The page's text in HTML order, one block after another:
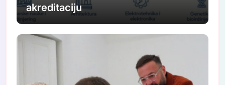
akreditaciju